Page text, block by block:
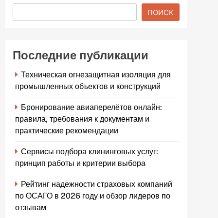
ПОИСК
Последние публикации
Техническая огнезащитная изоляция для
промышленных объектов и конструкций
Бронирование авиаперелётов онлайн:
правила, требования к документам и
практические рекомендации
Сервисы подбора клининговых услуг:
принцип работы и критерии выбора
Рейтинг надежности страховых компаний
по ОСАГО в 2026 году и обзор лидеров по
отзывам